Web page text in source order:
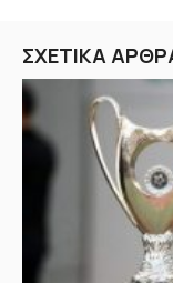
ΣΧΕΤΙΚΑ